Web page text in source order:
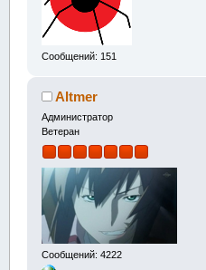
Сообщений: 151
Altmer
Администратор
Ветеран
Сообщений: 4222